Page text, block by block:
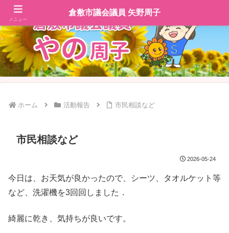
ホーム 活動報告 市民相談など
市民相談など
2026-05-24
今日は、お天気が良かったので、シーツ、タオルケット等
など、洗濯機を3回回しました．
綺麗に乾き、気持ちが良いです。
メニュー
倉敷市議会議員 矢野周子